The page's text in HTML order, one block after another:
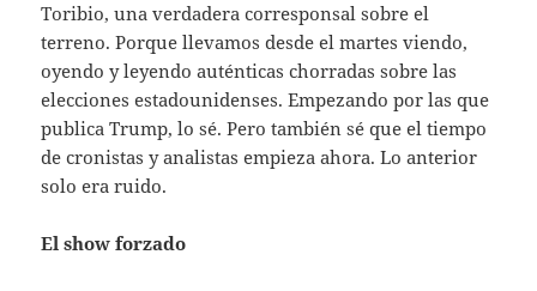
Toribio, una verdadera corresponsal sobre el
terreno. Porque llevamos desde el martes viendo,
oyendo y leyendo auténticas chorradas sobre las
elecciones estadounidenses. Empezando por las que
publica Trump, lo sé. Pero también sé que el tiempo
de cronistas y analistas empieza ahora. Lo anterior
solo era ruido.
El show forzado